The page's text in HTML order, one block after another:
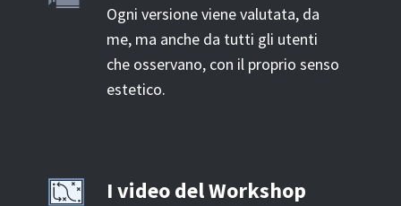
Ogni versione viene valutata, da
me, ma anche da tutti gli utenti
che osservano, con il proprio senso
estetico.
I video del Workshop